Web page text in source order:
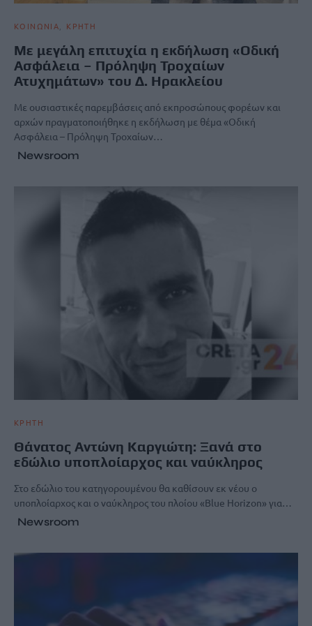
ΚΟΙΝΩΝΙΑ ΚΡΗΤΗ
Με μεγάλη επιτυχία η εκδήλωση «Οδική
Ασφάλεια – Πρόληψη Τροχαίων
Ατυχημάτων» του Δ. Ηρακλείου
Με ουσιαστικές παρεμβάσεις από εκπροσώπους φορέων και
αρχών πραγματοποιήθηκε η εκδήλωση με θέμα «Οδική
Ασφάλεια – Πρόληψη Τροχαίων…
Newsroom
ΚΡΗΤΗ
Θάνατος Αντώνη Καργιώτη: Ξανά στο
εδώλιο υποπλοίαρχος και ναύκληρος
Στο εδώλιο του κατηγορουμένου θα καθίσουν εκ νέου ο
υποπλοίαρχος και ο ναύκληρος του πλοίου «Blue Horizon» για…
Newsroom